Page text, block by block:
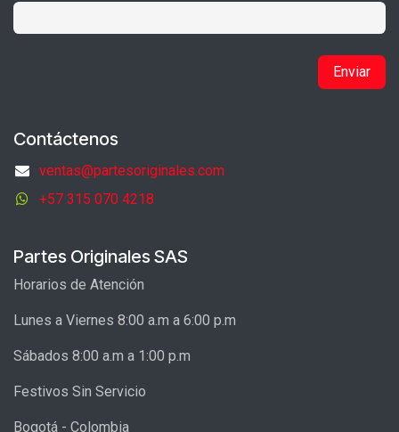
Enviar
Contáctenos
ventas@partesoriginales.com
+57 315 070 4218
Partes Originales SAS
Horarios de Atención
Lunes a Viernes 8:00 a.m a 6:00 p.m
Sábados 8:00 a.m a 1:00 p.m
Festivos Sin Servicio
Bogotá - Colombia